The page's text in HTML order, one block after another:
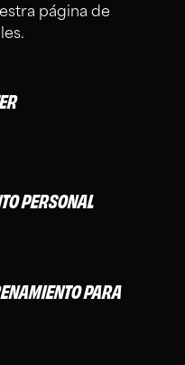
página de
PERSONAL
PARA